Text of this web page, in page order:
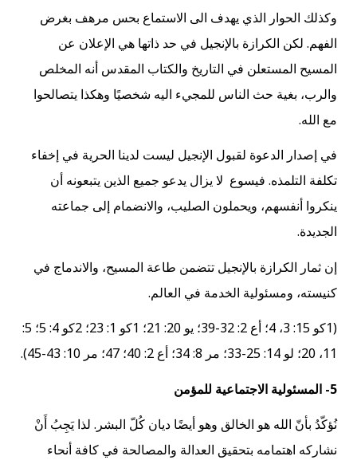
وكذلك الحوار الذي يهدف الى الاستماع بحس مرهف بغرض
الفهم. لكن الكرازة بالإنجيل في حد ذاتها هي الإعلان عن
المسيح المستعلن في التاريخ والكتاب المقدس أنه المخلص
والرب، بغية حث الناس للمجيء اليه شخصيًا وهكذا يتصالحوا
مع الله.
في إصدار الدعوة لقبول الإنجيل ليست لدينا الحرية في إخفاء
تكلفة التلمذه. فيسوع لا يزال يدعو جميع الذين يتبعونه أن
ينكروا أنفسهم، ويحملون الصليب، والانضمام إلى جماعته
الجديدة.
إن ثمار الكرازة بالإنجيل تتضمن طاعة المسيح، والاندماج في
كنيسته، ومسئولية الخدمة في العالم.
(1كو 15: 3، 4؛ أع 2: 32-39؛ يو 20: 21؛ 1كو 1: 23؛ 2كو 4: 5؛ 5:
11، 20؛ لو 14: 25-33؛ مر 8: 34؛ أع 2: 40؛ 47؛ مر 10: 43-45).
5- المسئولية الاجتماعية للمؤمن
نُؤكّدُ بأنّ الله هو الخالق وهو أيضًا ديان كُلّ البشر. لذا يَجِبُ أَنْ
نشاركه اهتمامه بتحقيق العدالة والمصالحة في كافة أنحاء